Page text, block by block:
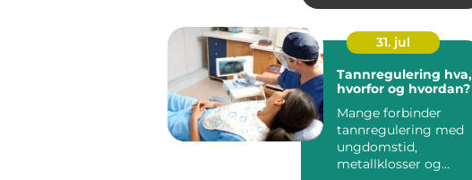
Flere ve...
31. jul
Tannregulering hva,
hvorfor og hvordan?
Mange forbinder
tannregulering med
ungdomstid,
metallklosser og